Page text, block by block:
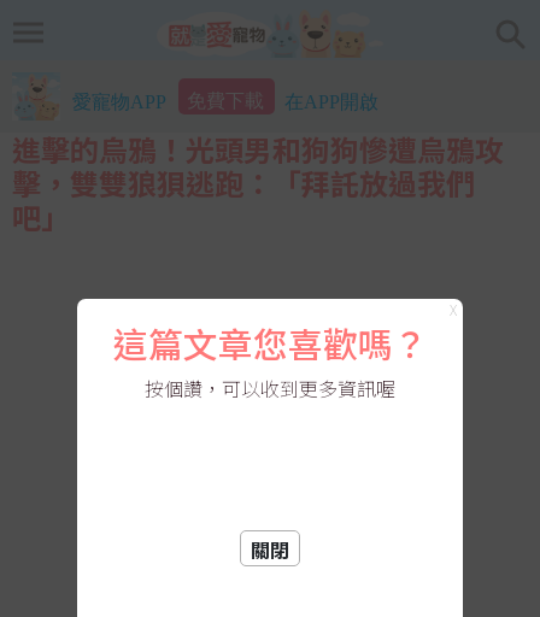
愛寵物APP 免費下載 在APP開啟
進擊的烏鴉！光頭男和狗狗慘遭烏鴉攻
擊，雙雙狼狽逃跑：「拜託放過我們
吧」
X
這篇文章您喜歡嗎？
按個讚，可以收到更多資訊喔
關閉